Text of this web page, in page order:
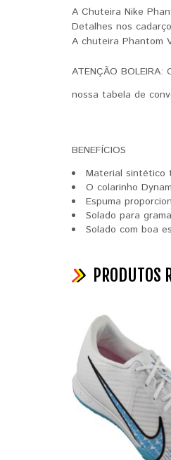
A Chuteira Nike
Detalhes nos
A chuteira Phantom
ATENÇÃO BOLEIRA:
nossa tabela de
BENEFÍCIOS
Material sintético
O colarinho
Espuma
Solado para
Solado com boa
PRODUTOS